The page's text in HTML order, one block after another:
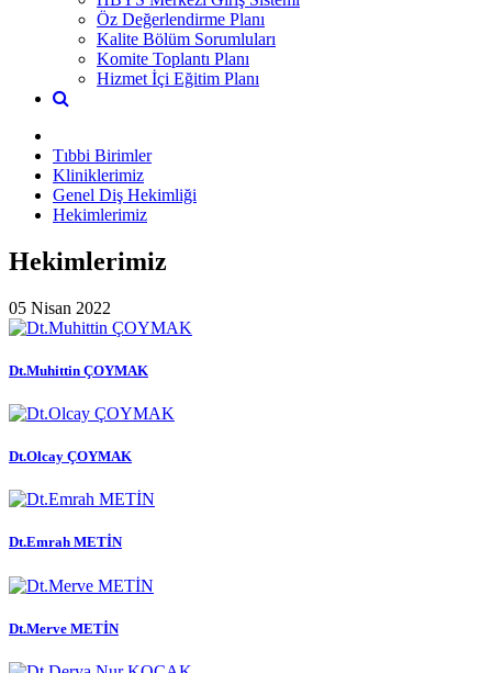
Öz Değerlendirme Planı
Kalite Bölüm Sorumluları
Komite Toplantı Planı
Hizmet İçi Eğitim Planı
Tıbbi Birimler
Kliniklerimiz
Genel Diş Hekimliği
Hekimlerimiz
Hekimlerimiz
05 Nisan 2022
Dt.Muhittin ÇOYMAK
Dt.Olcay ÇOYMAK
Dt.Emrah METİN
Dt.Merve METİN